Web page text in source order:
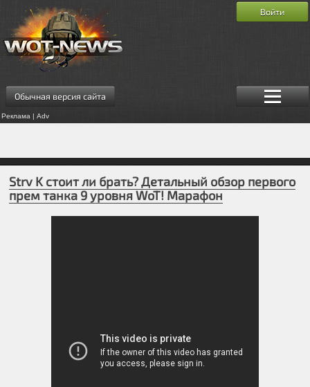
Обычная версия сайта
Реклама | Adv
Войти
Strv K стоит ли брать? Детальный обзор первого
прем танка 9 уровня WoT! Марафон